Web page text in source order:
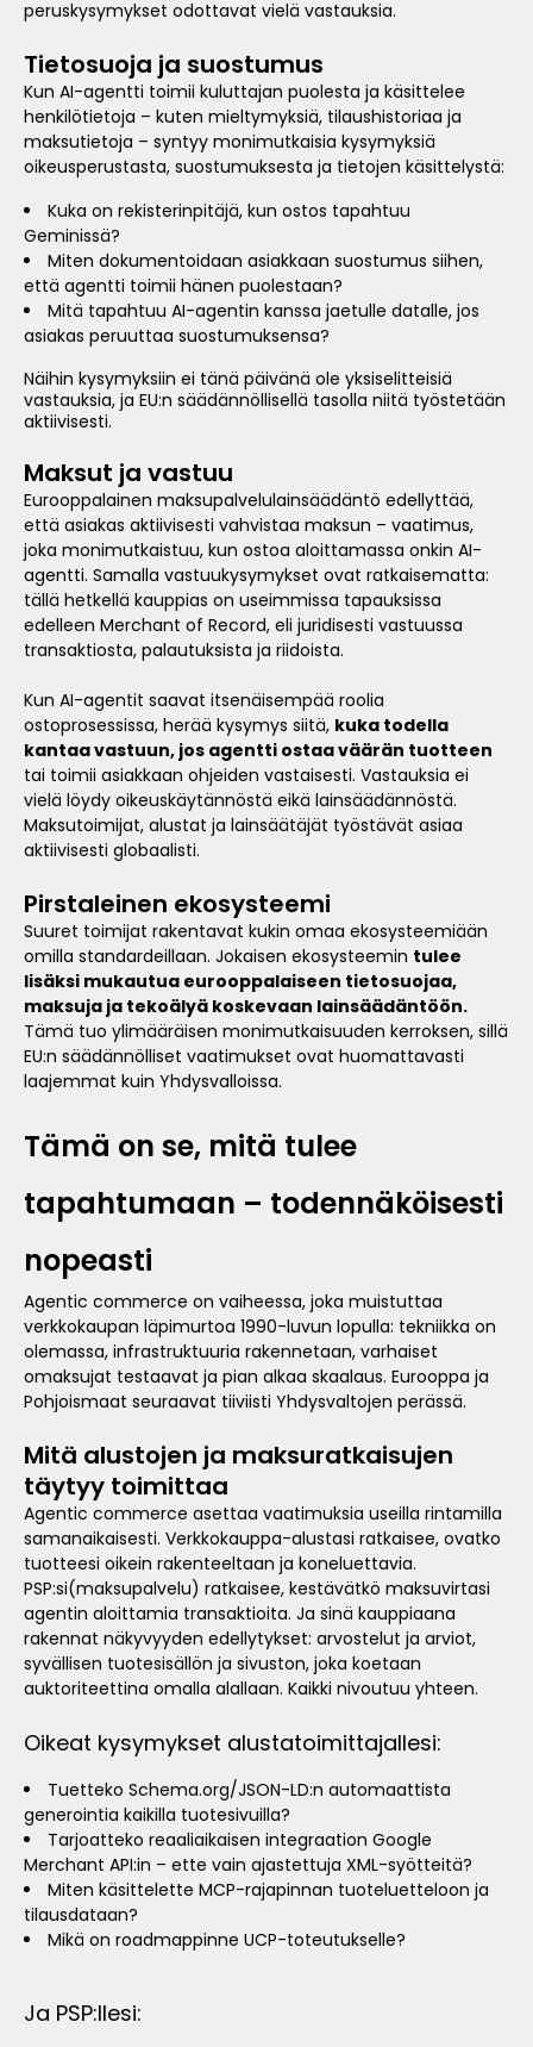
peruskysymykset odottavat vielä vastauksia.
Tietosuoja ja suostumus
Kun AI-agentti toimii kuluttajan puolesta ja käsittelee
henkilötietoja – kuten mieltymyksiä, tilaushistoriaa ja
maksutietoja – syntyy monimutkaisia kysymyksiä
oikeusperustasta, suostumuksesta ja tietojen käsittelystä:
Kuka on rekisterinpitäjä, kun ostos tapahtuu
Geminissä?
Miten dokumentoidaan asiakkaan suostumus siihen,
että agentti toimii hänen puolestaan?
Mitä tapahtuu AI-agentin kanssa jaetulle datalle, jos
asiakas peruuttaa suostumuksensa?
Näihin kysymyksiin ei tänä päivänä ole yksiselitteisiä
vastauksia, ja EU:n säädännöllisellä tasolla niitä työstetään
aktiivisesti.
Maksut ja vastuu
Eurooppalainen maksupalvelulainsäädäntö edellyttää,
että asiakas aktiivisesti vahvistaa maksun – vaatimus,
joka monimutkaistuu, kun ostoa aloittamassa onkin AI-
agentti. Samalla vastuukysymykset ovat ratkaisematta:
tällä hetkellä kauppias on useimmissa tapauksissa
edelleen Merchant of Record, eli juridisesti vastuussa
transaktiosta, palautuksista ja riidoista.
Kun AI-agentit saavat itsenäisempää roolia
ostoprosessissa, herää kysymys siitä, kuka todella
kantaa vastuun, jos agentti ostaa väärän tuotteen
tai toimii asiakkaan ohjeiden vastaisesti. Vastauksia ei
vielä löydy oikeuskäytännöstä eikä lainsäädännöstä.
Maksutoimijat, alustat ja lainsäätäjät työstävät asiaa
aktiivisesti globaalisti.
Pirstaleinen ekosysteemi
Suuret toimijat rakentavat kukin omaa ekosysteemiään
omilla standardeillaan. Jokaisen ekosysteemin tulee
lisäksi mukautua eurooppalaiseen tietosuojaa,
maksuja ja tekoälyä koskevaan lainsäädäntöön.
Tämä tuo ylimääräisen monimutkaisuuden kerroksen, sillä
EU:n säädännölliset vaatimukset ovat huomattavasti
laajemmat kuin Yhdysvalloissa.
Tämä on se, mitä tulee
tapahtumaan – todennäköisesti
nopeasti
Agentic commerce on vaiheessa, joka muistuttaa
verkkokaupan läpimurtoa 1990-luvun lopulla: tekniikka on
olemassa, infrastruktuuria rakennetaan, varhaiset
omaksujat testaavat ja pian alkaa skaalaus. Eurooppa ja
Pohjoismaat seuraavat tiiviisti Yhdysvaltojen perässä.
Mitä alustojen ja maksuratkaisujen
täytyy toimittaa
Agentic commerce asettaa vaatimuksia useilla rintamilla
samanaikaisesti. Verkkokauppa-alustasi ratkaisee, ovatko
tuotteesi oikein rakenteeltaan ja koneluettavia.
PSP:si(maksupalvelu) ratkaisee, kestävätkö maksuvirtasi
agentin aloittamia transaktioita. Ja sinä kauppiaana
rakennat näkyvyyden edellytykset: arvostelut ja arviot,
syvällisen tuotesisällön ja sivuston, joka koetaan
auktoriteettina omalla alallaan. Kaikki nivoutuu yhteen.
Oikeat kysymykset alustatoimittajallesi:
Tuetteko Schema.org/JSON-LD:n automaattista
generointia kaikilla tuotesivuilla?
Tarjoatteko reaaliaikaisen integraation Google
Merchant API:in – ette vain ajastettuja XML-syötteitä?
Miten käsittelette MCP-rajapinnan tuoteluetteloon ja
tilausdataan?
Mikä on roadmappinne UCP-toteutukselle?
Ja PSP:llesi: